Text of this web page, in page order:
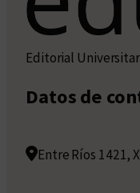
Editorial
Datos de
Entre Ríos 1421,